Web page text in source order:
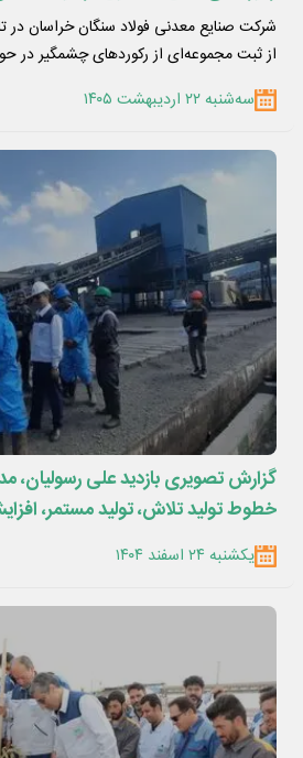
شرکت صنایع معدنی فولاد سنگان خراسان در
از ثبت مجموعه‌ای از رکوردهای چشمگیر در
سه‌شنبه ۲۲ اردیبهشت ۱۴۰۵
گزارش تصویری بازدید علی
خطوط تولید تلاش، تولید
بهره وری تولید در فولاد سنگان
یکشنبه ۲۴ اسفند ۱۴۰۴